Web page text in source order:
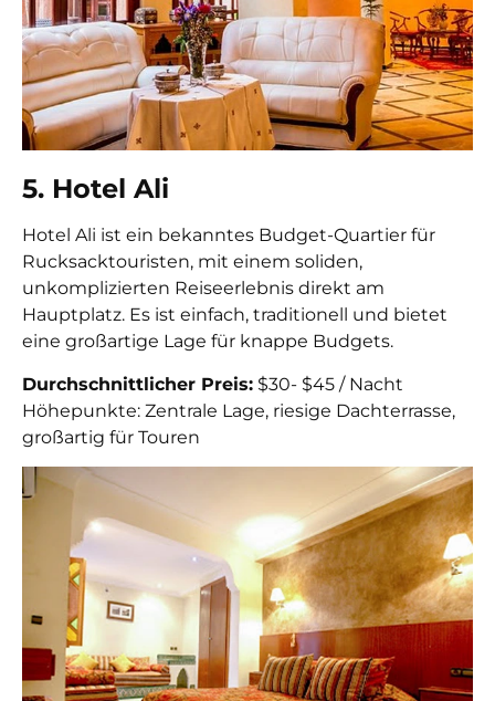
5. Hotel Ali
Hotel Ali ist ein bekanntes Budget-Quartier für
Rucksacktouristen, mit einem soliden,
unkomplizierten Reiseerlebnis direkt am
Hauptplatz. Es ist einfach, traditionell und bietet
eine großartige Lage für knappe Budgets.
Durchschnittlicher Preis: $30- $45 / Nacht
Höhepunkte: Zentrale Lage, riesige Dachterrasse,
großartig für Touren